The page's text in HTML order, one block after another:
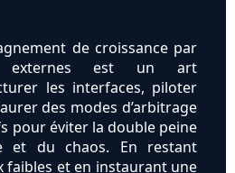
de croissance par
externes est un art
les interfaces, piloter
des modes d’arbitrage
pour éviter la double peine
et du chaos. En restant
faibles et en instaurant une